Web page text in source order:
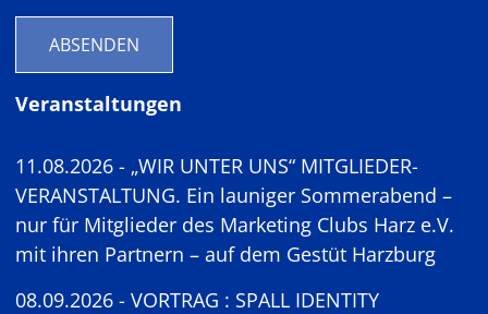
ABSENDEN
Veranstaltungen
11.08.2026 - „WIR UNTER UNS“ MITGLIEDER-
VERANSTALTUNG. Ein launiger Sommerabend –
nur für Mitglieder des Marketing Clubs Harz e.V.
mit ihren Partnern – auf dem Gestüt Harzburg
08.09.2026 - VORTRAG : SPALL IDENTITY